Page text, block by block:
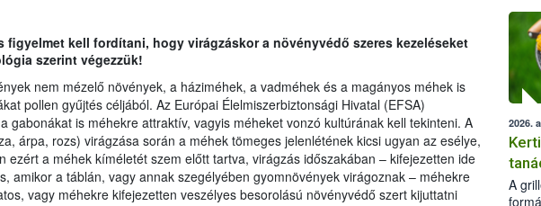
figyelmet kell fordítani, hogy virágzáskor a növényvédő szeres kezeléseket
szerint végezzük!
nem mézelő növények, a háziméhek, a vadméhek és a magányos méhek is
pollen gyűjtés céljából. Az Európai Élelmiszerbiztonsági Hivatal (EFSA)
gabonákat is méhekre attraktív, vagyis méheket vonzó kultúrának kell tekinteni. A
árpa, rozs) virágzása során a méhek tömeges jelenlétének kicsi ugyan az esélye,
ezért a méhek kíméletét szem előtt tartva, virágzás időszakában – kifejezetten ide
amikor a táblán, vagy annak szegélyében gyomnövények virágoznak – méhekre
vagy méhekre kifejezetten veszélyes besorolású növényvédő szert kijuttatni
Az
2026.
A